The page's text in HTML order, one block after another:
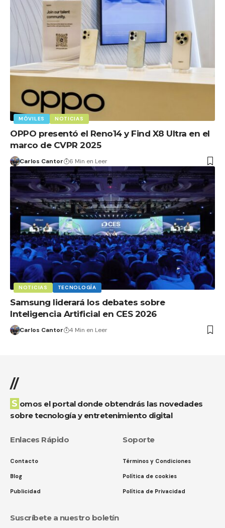
MÓVILES NOTICIAS
OPPO presentó el Reno14 y Find X8 Ultra en el
marco de CVPR 2025
Carlos Cantor 6 Min en Leer
NOTICIAS TECNOLOGÍA
Samsung liderará los debates sobre
Inteligencia Artificial en CES 2026
Carlos Cantor 4 Min en Leer
//
Somos el portal donde obtendrás las novedades
sobre tecnología y entretenimiento digital
Enlaces Rápido
Contacto
Blog
Publicidad
Soporte
Términos y Condiciones
Política de cookies
Política de Privacidad
Suscríbete a nuestro boletín